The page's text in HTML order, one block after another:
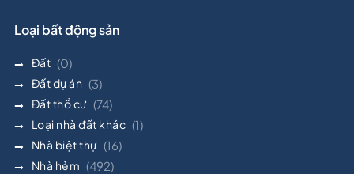
Loại bất động sản
Đất (0)
Đất dự án (3)
Đất thổ cư (74)
Loại nhà đất khác (1)
Nhà biệt thự (16)
Nhà hẻm (492)